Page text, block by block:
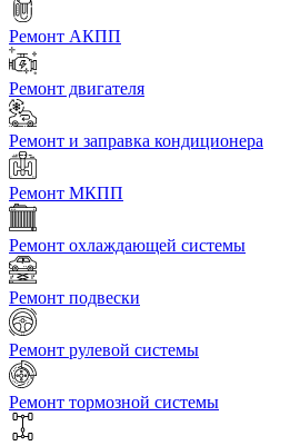
Ремонт АКПП
Ремонт двигателя
Ремонт и заправка кондиционера
Ремонт МКПП
Ремонт охлаждающей системы
Ремонт подвески
Ремонт рулевой системы
Ремонт тормозной системы